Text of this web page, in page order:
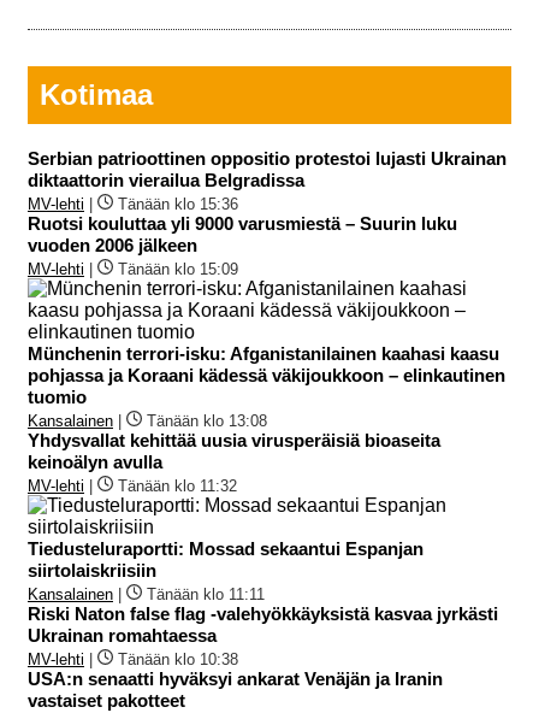
Kotimaa
Serbian patrioottinen oppositio protestoi lujasti Ukrainan
diktaattorin vierailua Belgradissa
MV-lehti Tänään klo 15:36
Ruotsi kouluttaa yli 9000 varusmiestä – Suurin luku
vuoden 2006 jälkeen
MV-lehti Tänään klo 15:09
Münchenin terrori-isku: Afganistanilainen kaahasi kaasu
pohjassa ja Koraani kädessä väkijoukkoon – elinkautinen
tuomio
Kansalainen Tänään klo 13:08
Yhdysvallat kehittää uusia virusperäisiä bioaseita
keinoälyn avulla
MV-lehti Tänään klo 11:32
Tiedusteluraportti: Mossad sekaantui Espanjan
siirtolaiskriisiin
Kansalainen Tänään klo 11:11
Riski Naton false flag -valehyökkäyksistä kasvaa jyrkästi
Ukrainan romahtaessa
MV-lehti Tänään klo 10:38
USA:n senaatti hyväksyi ankarat Venäjän ja Iranin
vastaiset pakotteet